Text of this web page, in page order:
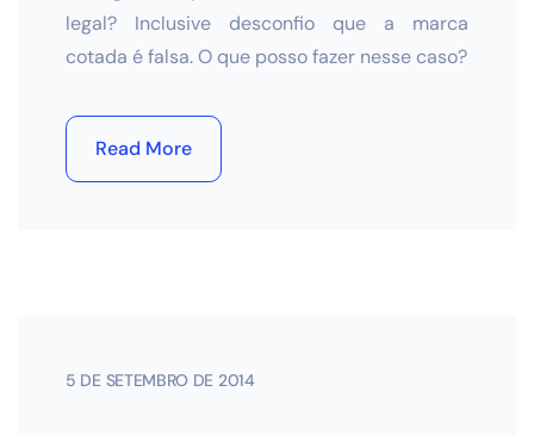
legal? Inclusive desconfio que a marca
cotada é falsa. O que posso fazer nesse caso?
Read More
5 DE SETEMBRO DE 2014